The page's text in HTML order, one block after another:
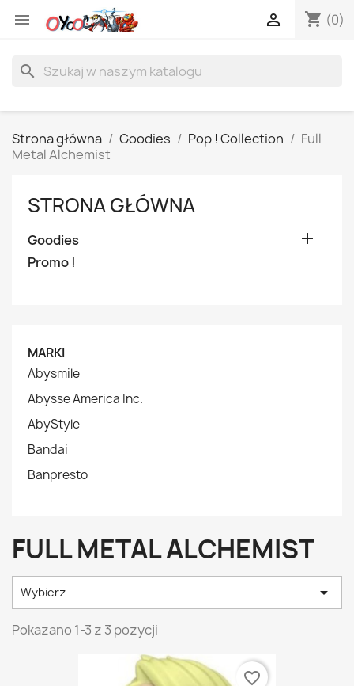
 shopping_cart (0)

search
Strona główna Goodies Pop ! Collection
Full
Metal Alchemist
STRONA GŁÓWNA
Goodies 
Promo !
MARKI
Abysmile
Abysse America Inc.
AbyStyle
Bandai
Banpresto
FULL METAL ALCHEMIST
Wybierz 
Pokazano 1-3 z 3 pozycji
favorite_border